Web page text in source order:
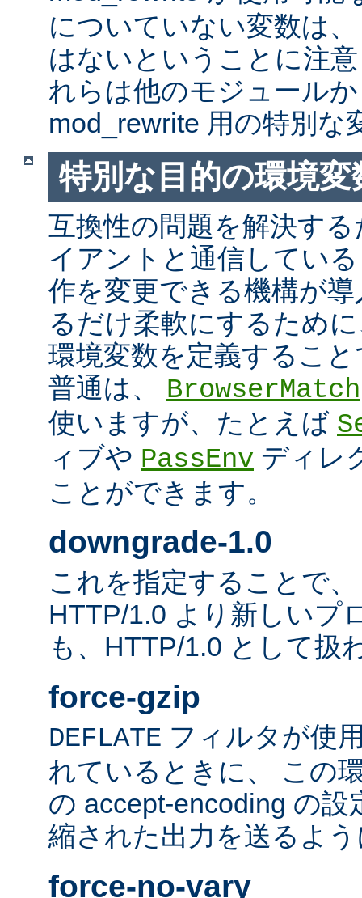
についていない変数は
はないということに注
れらは他のモジュール
mod_rewrite 用の特別な
特別な目的の環境変
互換性の問題を解決す
イアントと通信してい
作を変更できる機構が
るだけ柔軟にするため
環境変数を定義するこ
普通は、 BrowserMatch
使いますが、たとえば
ィブや PassEnv ディレ
ことができます。
downgrade-1.0
これを指定することで
HTTP/1.0 より新しいプ
も、HTTP/1.0 として扱
force-gzip
DEFLATE フィルタが使
れているときに、 この
の accept-encoding の
縮された出力を送るよ
force-no-vary